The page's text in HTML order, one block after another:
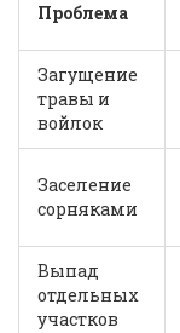
Проблема
Загущение
травы и
войлок
Заселение
сорняками
Выпад
отдельных
участков